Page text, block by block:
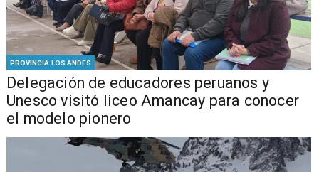
PROVINCIA LOS ANDES
Delegación de educadores peruanos y
Unesco visitó liceo Amancay para conocer
el modelo pionero